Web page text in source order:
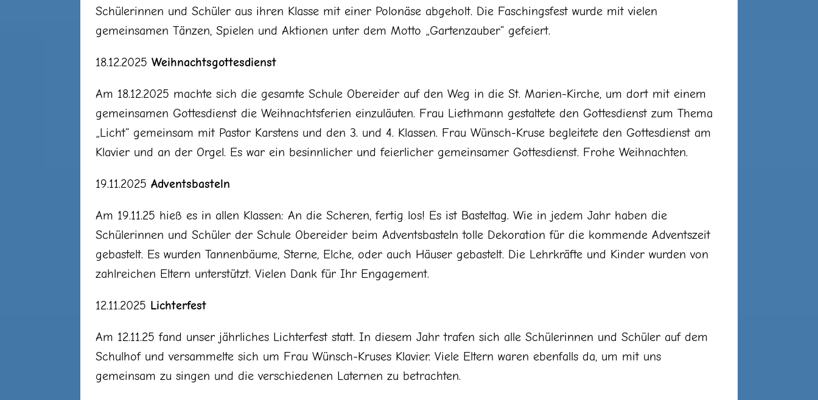
Schülerinnen und Schüler aus ihren Klasse mit einer Polonäse abgeholt. Die Faschingsfest wurde mit vielen
gemeinsamen Tänzen, Spielen und Aktionen unter dem Motto „Gartenzauber“ gefeiert.
18.12.2025 Weihnachtsgottesdienst
Am 18.12.2025 machte sich die gesamte Schule Obereider auf den Weg in die St. Marien-Kirche, um dort mit einem
gemeinsamen Gottesdienst die Weihnachtsferien einzuläuten. Frau Liethmann gestaltete den Gottesdienst zum Thema
„Licht“ gemeinsam mit Pastor Karstens und den 3. und 4. Klassen. Frau Wünsch-Kruse begleitete den Gottesdienst am
Klavier und an der Orgel. Es war ein besinnlicher und feierlicher gemeinsamer Gottesdienst. Frohe Weihnachten.
19.11.2025 Adventsbasteln
Am 19.11.25 hieß es in allen Klassen: An die Scheren, fertig los! Es ist Basteltag. Wie in jedem Jahr haben die
Schülerinnen und Schüler der Schule Obereider beim Adventsbasteln tolle Dekoration für die kommende Adventszeit
gebastelt. Es wurden Tannenbäume, Sterne, Elche, oder auch Häuser gebastelt. Die Lehrkräfte und Kinder wurden von
zahlreichen Eltern unterstützt. Vielen Dank für Ihr Engagement.
12.11.2025 Lichterfest
Am 12.11.25 fand unser jährliches Lichterfest statt. In diesem Jahr trafen sich alle Schülerinnen und Schüler auf dem
Schulhof und versammelte sich um Frau Wünsch-Kruses Klavier. Viele Eltern waren ebenfalls da, um mit uns
gemeinsam zu singen und die verschiedenen Laternen zu betrachten.